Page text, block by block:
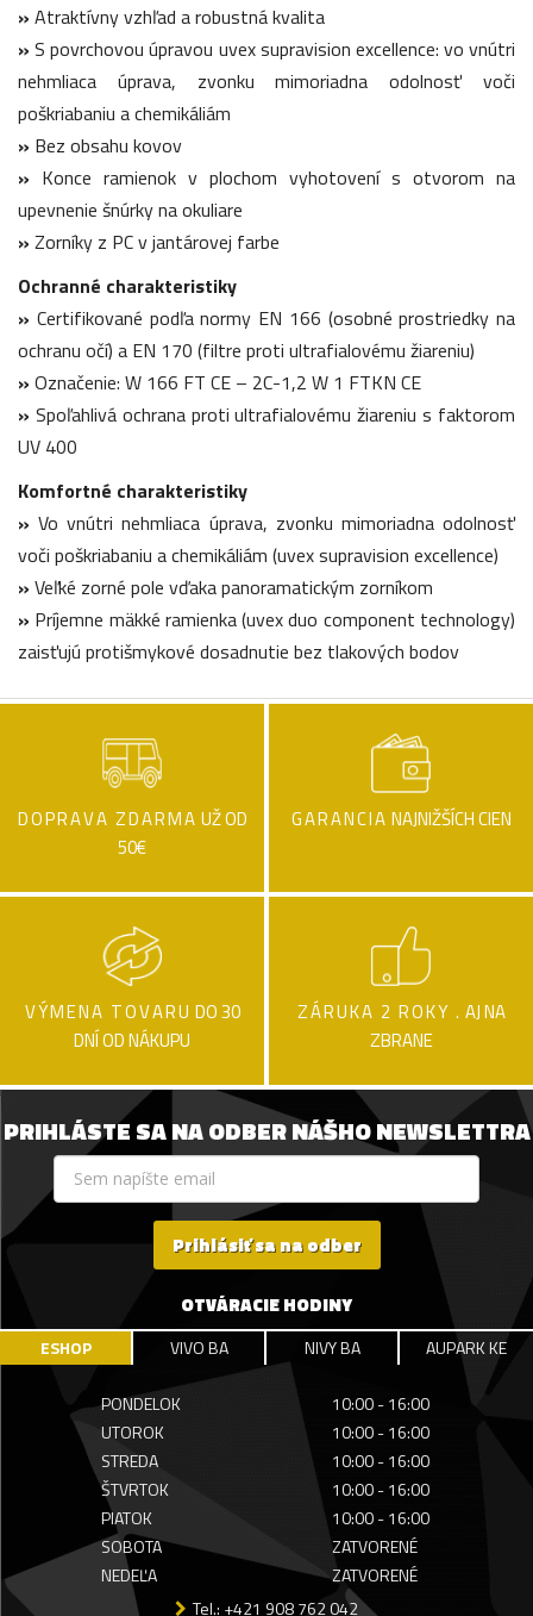
» Atraktívny vzhľad a robustná kvalita
»S povrchovou úpravou uvex supravision excellence: vo vnútri
nehmliaca úprava, zvonku mimoriadna odolnosť voči
poškriabaniu a chemikáliám
» Bez obsahu kovov
» Konce ramienok v plochom vyhotovení s otvorom na
upevnenie šnúrky na okuliare
» Zorníky z PC v jantárovej farbe
Ochranné charakteristiky
» Certifikované podľa normy EN 166 (osobné prostriedky na
ochranu očí) a EN 170 (filtre proti ultrafialovému žiareniu)
» Označenie: W 166 FT CE – 2C-1,2 W 1 FTKN CE
» Spoľahlivá ochrana proti ultrafialovému žiareniu s faktorom
UV 400
Komfortné charakteristiky
»Vo vnútri nehmliaca úprava, zvonku mimoriadna odolnosť
voči poškriabaniu a chemikáliám (uvex supravision excellence)
» Veľké zorné pole vďaka panoramatickým zorníkom
» Príjemne mäkké ramienka (uvex duo component technology)
zaisťujú protišmykové dosadnutie bez tlakových bodov
DOPRAVA ZDARMA UŽ OD
50€
GARANCIA NAJNIŽŠÍCH CIEN
VÝMENA TOVARU DO 30
DNÍ OD NÁKUPU
ZÁRUKA 2 ROKY . AJ NA
ZBRANE
PRIHLÁSTE SA NA ODBER NÁŠHO NEWSLETTRA
Prihlásiť sa na odber
OTVÁRACIE HODINY
ESHOP VIVO BA NIVY BA AUPARK KE
PONDELOK
10:00 - 16:00
UTOROK
10:00 - 16:00
STREDA
10:00 - 16:00
ŠTVRTOK
10:00 - 16:00
PIATOK
10:00 - 16:00
SOBOTA
ZATVORENÉ
NEDEĽA
ZATVORENÉ
Tel.: +421 908 762 042